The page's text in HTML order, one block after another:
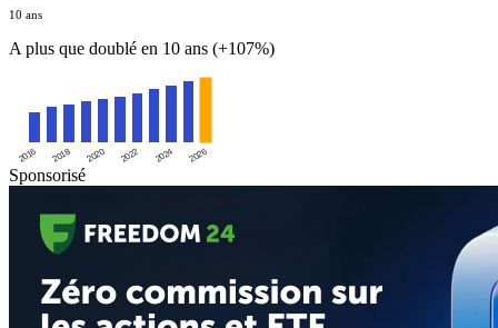
10 ans
A plus que doublé en 10 ans (+107%)
2016 2018 2020 2022 2024 2026
Sponsorisé